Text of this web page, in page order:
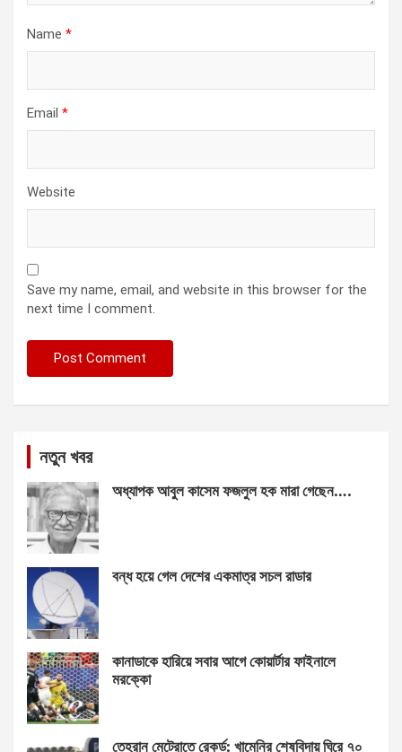
Name *
Email *
Website
Save my name, email, and website in this browser for the
next time I comment.
নতুন খবর
অধ্যাপক আবুল কাসেম ফজলুল হক মারা গেছেন….
বন্ধ হয়ে গেল দেশের একমাত্র সচল রাডার
কানাডাকে হারিয়ে সবার আগে কোয়ার্টার ফাইনালে
মরক্কো
তেহরান মেট্রোতে রেকর্ড: খামেনির শেষবিদায় ঘিরে ৭০